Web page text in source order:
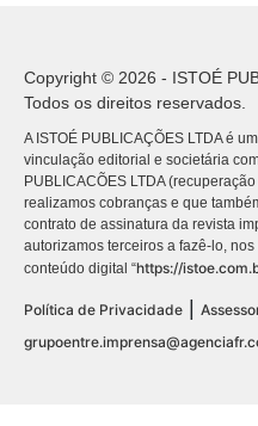
Copyright © 2026 - ISTOÉ
Todos os direitos reservados.
A ISTOÉ PUBLICAÇÕES LTDA é
vinculação editorial e societária
PUBLICACÕES LTDA
realizamos cobranças e que
contrato de assinatura da revista
autorizamos terceiros a fazê-lo,
conteúdo digital “https://
Política de Privacidade |